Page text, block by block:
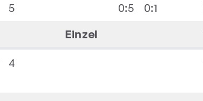
5 0:5 0:1
Einzel
4